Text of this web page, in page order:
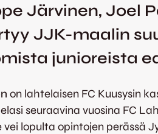
Järvinen, Joel
JJK-maalin
junioreista
on lahtelaisen FC Kuusysin
seuraavina vuosina FC
vei lopulta opintojen